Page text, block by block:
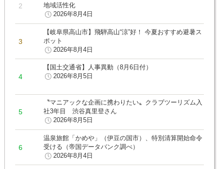
地域活性化
2026年8月4日
【岐阜県高山市】飛騨高山“涼”好！ 今夏おすすめ避暑ス
ポット
2026年8月4日
【国土交通省】人事異動（8月6日付）
2026年8月5日
〝マニアックな企画に携わりたい〟クラブツーリズム入
社3年目 渋谷真里登さん
2026年8月5日
温泉旅館「かめや」（伊豆の国市）、特別清算開始命令
受ける（帝国データバンク調べ）
2026年8月4日